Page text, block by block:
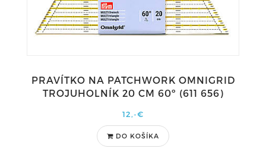
PRAVÍTKO NA PATCHWORK OMNIGRID
TROJUHOLNÍK 20 CM 60º (611 656)
12,-€
DO KOŠÍKA